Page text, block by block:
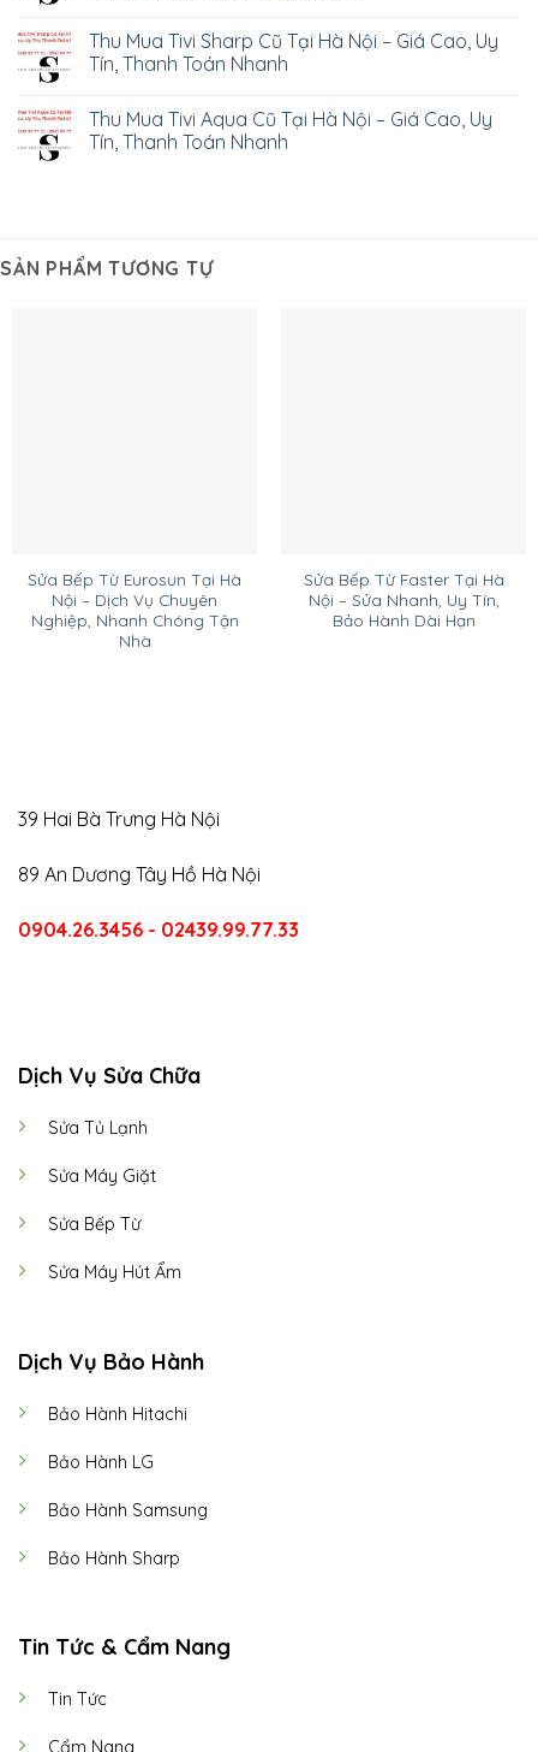
Thu Mua Tivi Sharp Cũ Tại Hà Nội – Giá Cao, Uy
Tín, Thanh Toán Nhanh
Thu Mua Tivi Aqua Cũ Tại Hà Nội – Giá Cao, Uy
Tín, Thanh Toán Nhanh
SẢN PHẨM TƯƠNG TỰ
Sửa Bếp Từ Eurosun Tại Hà
Nội – Dịch Vụ Chuyên
Nghiệp, Nhanh Chóng Tận
Nhà
Sửa Bếp Từ Faster Tại Hà
Nội – Sửa Nhanh, Uy Tín,
Bảo Hành Dài Hạn
39 Hai Bà Trưng Hà Nội
89 An Dương Tây Hồ Hà Nội
0904.26.3456 - 02439.99.77.33
Dịch Vụ Sửa Chữa
Sửa Tủ Lạnh
Sửa Máy Giặt
Sửa Bếp Từ
Sửa Máy Hút Ẩm
Dịch Vụ Bảo Hành
Bảo Hành Hitachi
Bảo Hành LG
Bảo Hành Samsung
Bảo Hành Sharp
Tin Tức & Cẩm Nang
Tin Tức
Cẩm Nang